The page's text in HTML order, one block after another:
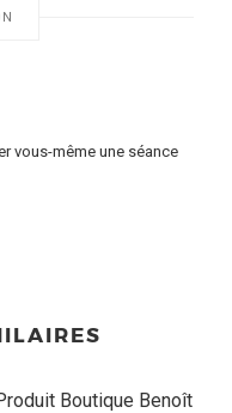
vous-même une séance